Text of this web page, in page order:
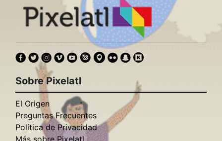
Sobre Pixelatl
El Origen
Preguntas Frecuentes
Política de Privacidad
Más sobre Pixelatl